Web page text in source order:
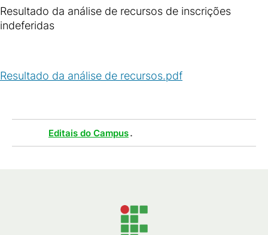
Resultado da análise de recursos de inscrições
indeferidas
Resultado da análise de recursos.pdf
Editais do Campus.